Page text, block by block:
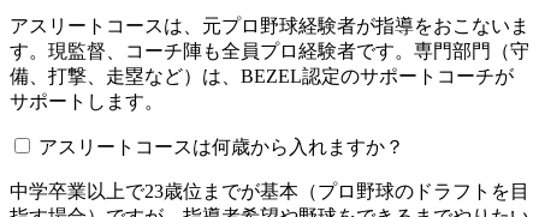
アスリートコースは、元プロ野球経験者が指導をおこないま
す。現監督、コーチ陣も全員プロ経験者です。専門部門（守
備、打撃、走塁など）は、BEZEL認定のサポートコーチが
サポートします。
アスリートコースは何歳から入れますか？
中学卒業以上で23歳位までが基本（プロ野球のドラフトを目